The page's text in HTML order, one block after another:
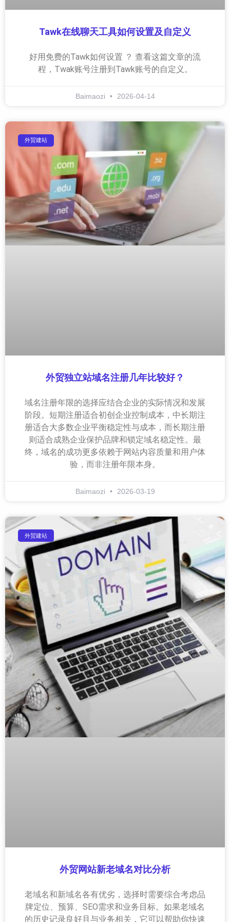
Tawk在线聊天工具如何设置及自定义
好用免费的Tawk如何设置 ？ 查看这篇文章的流
程，Twak账号注册到Tawk账号的自定义。
Baimaozi 2026-04-14
外贸建站
外贸独立站域名注册几年比较好？
域名注册年限的选择应结合企业的实际情况和发展
阶段。短期注册适合初创企业控制成本，中长期注
册适合大多数企业平衡稳定性与成本，而长期注册
则适合成熟企业保护品牌和锁定域名稳定性。最
终，域名的成功更多依赖于网站内容质量和用户体
验，而非注册年限本身。
Baimaozi 2026-03-19
外贸建站
外贸网站新老域名对比分析
老域名和新域名各有优劣，选择时需要综合考虑品
牌定位、预算、SEO需求和业务目标。如果老域名
的历史记录良好且与业务相关，它可以帮助你快速